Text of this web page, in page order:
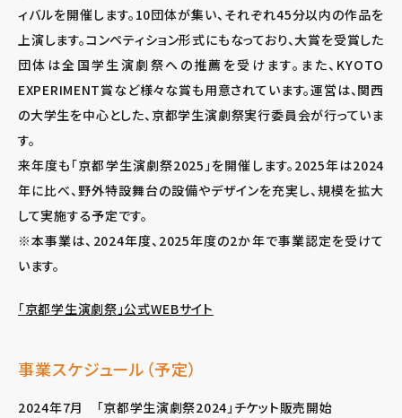
ィバルを開催します。10団体が集い、それぞれ45分以内の作品を
上演します。コンペティション形式にもなっており、大賞を受賞した
団体は全国学生演劇祭への推薦を受けます。また、KYOTO
EXPERIMENT賞など様々な賞も用意されています。運営は、関西
の大学生を中心とした、京都学生演劇祭実行委員会が行っていま
す。
来年度も「京都学生演劇祭2025」を開催します。2025年は2024
年に比べ、野外特設舞台の設備やデザインを充実し、規模を拡大
して実施する予定です。
※本事業は、2024年度、2025年度の2か年で事業認定を受けて
います。
「京都学生演劇祭」公式WEBサイト
事業スケジュール（予定）
2024年7月 「京都学生演劇祭2024」チケット販売開始